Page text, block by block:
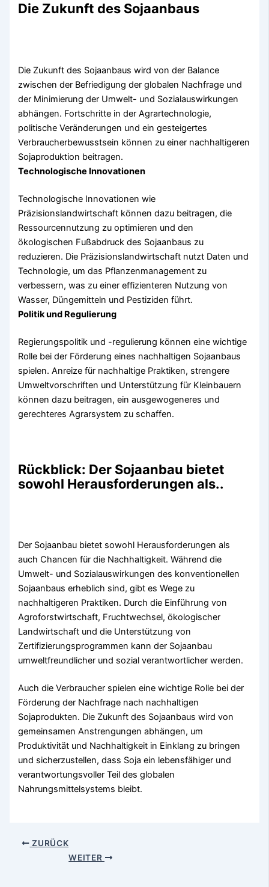
Die Zukunft des Sojaanbaus
Die Zukunft des Sojaanbaus wird von der Balance
zwischen der Befriedigung der globalen Nachfrage und
der Minimierung der Umwelt- und Sozialauswirkungen
abhängen. Fortschritte in der Agrartechnologie,
politische Veränderungen und ein gesteigertes
Verbraucherbewusstsein können zu einer nachhaltigeren
Sojaproduktion beitragen.
Technologische Innovationen
Technologische Innovationen wie
Präzisionslandwirtschaft können dazu beitragen, die
Ressourcennutzung zu optimieren und den
ökologischen Fußabdruck des Sojaanbaus zu
reduzieren. Die Präzisionslandwirtschaft nutzt Daten und
Technologie, um das Pflanzenmanagement zu
verbessern, was zu einer effizienteren Nutzung von
Wasser, Düngemitteln und Pestiziden führt.
Politik und Regulierung
Regierungspolitik und -regulierung können eine wichtige
Rolle bei der Förderung eines nachhaltigen Sojaanbaus
spielen. Anreize für nachhaltige Praktiken, strengere
Umweltvorschriften und Unterstützung für Kleinbauern
können dazu beitragen, ein ausgewogeneres und
gerechteres Agrarsystem zu schaffen.
Rückblick: Der Sojaanbau bietet
sowohl Herausforderungen als..
Der Sojaanbau bietet sowohl Herausforderungen als
auch Chancen für die Nachhaltigkeit. Während die
Umwelt- und Sozialauswirkungen des konventionellen
Sojaanbaus erheblich sind, gibt es Wege zu
nachhaltigeren Praktiken. Durch die Einführung von
Agroforstwirtschaft, Fruchtwechsel, ökologischer
Landwirtschaft und die Unterstützung von
Zertifizierungsprogrammen kann der Sojaanbau
umweltfreundlicher und sozial verantwortlicher werden.
Auch die Verbraucher spielen eine wichtige Rolle bei der
Förderung der Nachfrage nach nachhaltigen
Sojaprodukten. Die Zukunft des Sojaanbaus wird von
gemeinsamen Anstrengungen abhängen, um
Produktivität und Nachhaltigkeit in Einklang zu bringen
und sicherzustellen, dass Soja ein lebensfähiger und
verantwortungsvoller Teil des globalen
Nahrungsmittelsystems bleibt.
ZURÜCK
WEITER